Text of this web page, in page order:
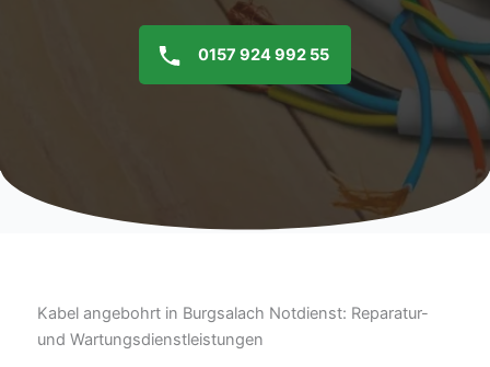
0157 924 992 55
Kabel angebohrt in Burgsalach Notdienst: Reparatur-
und Wartungsdienstleistungen